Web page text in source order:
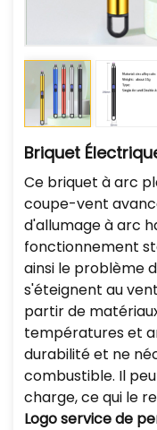
Briquet
Ce briquet à arc
coupe-vent
d'allumage à arc
fonctionnement
ainsi le problème
s'éteignent au
partir de
températures et
durabilité et ne
combustible. Il
charge, ce qui le
Logoservice de